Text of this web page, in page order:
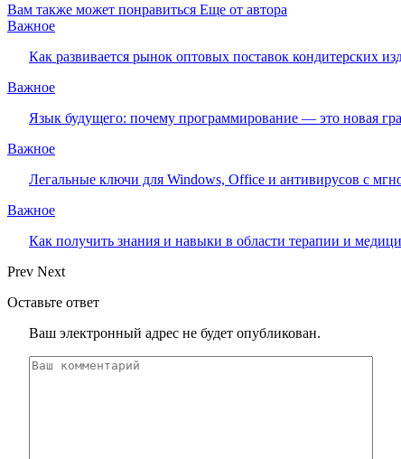
Вам также может понравиться Еще от автора
Важное
Как развивается рынок оптовых поставок кондитерских
Важное
Язык будущего: почему программирование — это новая
Важное
Легальные ключи для Windows, Office и антивирусов с
Важное
Как получить знания и навыки в области терапии и
Prev Next
Оставьте ответ
Ваш электронный адрес не будет опубликован.